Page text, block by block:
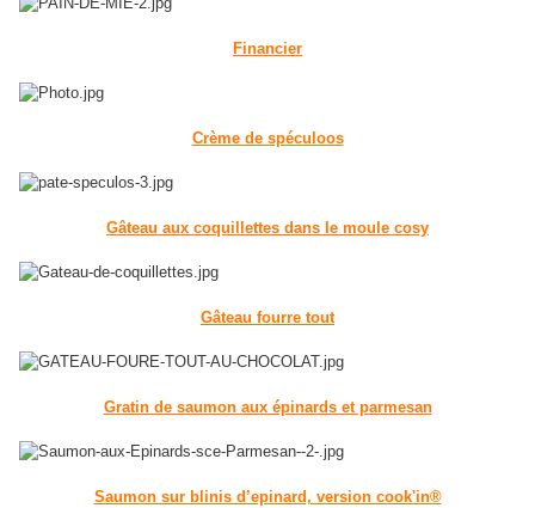
Financier
Crème de spéculoos
Gâteau aux coquillettes dans le moule cosy
Gâteau fourre tout
Gratin de saumon aux épinards et parmesan
Saumon sur blinis d’epinard, version cook'in®